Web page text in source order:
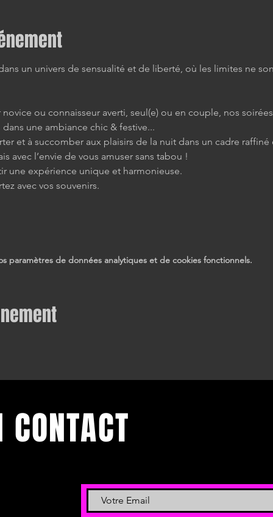
un univers de sensualité et de liberté, où les limites ne
ou connaisseur averti, seul(e) ou en couple, nos
une ambiance chic & festive...
et à succomber aux plaisirs de la nuit dans un cadre raffiné
avec l’envie de vous amuser sans tabou !
une expérience unique et harmonieuse.
avec vos souvenirs.
paramètres de données analytiques et de cookies fonctionnels.
CONTACT